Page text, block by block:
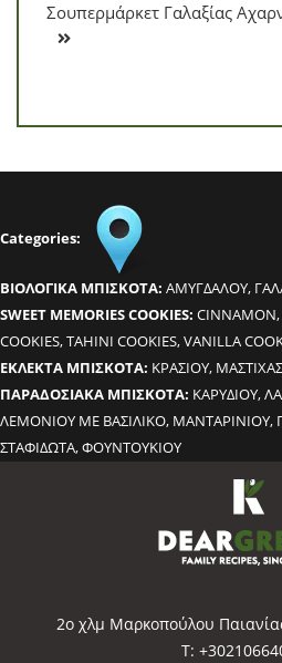
Σουπερμάρκετ Γαλαξίας
Categories:
BΙΟΛΟΓΙΚΑ ΜΠΙΣΚΟΤΑ: ΑΜΥΓΔΑΛΟΥ,
SWEET MEMORIES COOKIES: CINNAMON,
COOKIES, TAHINI COOKIES, VANILLA
ΕΚΛΕΚΤΑ ΜΠΙΣΚΟΤΑ: ΚΡΑΣΙΟΥ,
ΠΑΡΑΔΟΣΙΑΚΑ ΜΠΙΣΚΟΤΑ: ΚΑΡΥΔΙΟΥ,
ΛΕΜΟΝΙΟΥ ΜΕ ΒΑΣΙΛΙΚΟ, ΜΑΝΤΑΡΙΝΙΟΥ,
ΣΤΑΦΙΔΩΤΑ, ΦΟΥΝΤΟΥΚΙΟΥ
2o χλμ Μαρκοπούλου
Τ: